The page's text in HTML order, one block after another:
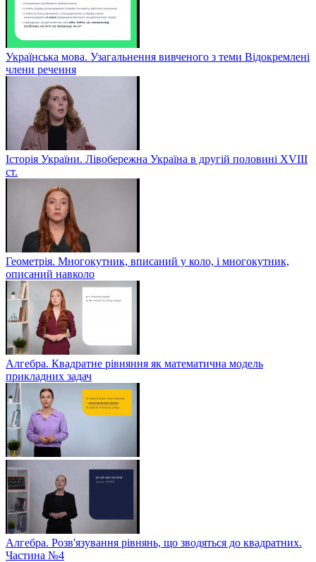
Українська мова. Узагальнення вивченого з теми Відокремлені
члени речення
Історія України. Лівобережна Україна в другій половині ХVIIІ
ст.
Геометрія. Многокутник, вписаний у коло, і многокутник,
описаний навколо
Алгебра. Квадратне рівняння як математична модель
прикладних задач
Алгебра. Розв'язування рівнянь, що зводяться до квадратних.
Частина №4